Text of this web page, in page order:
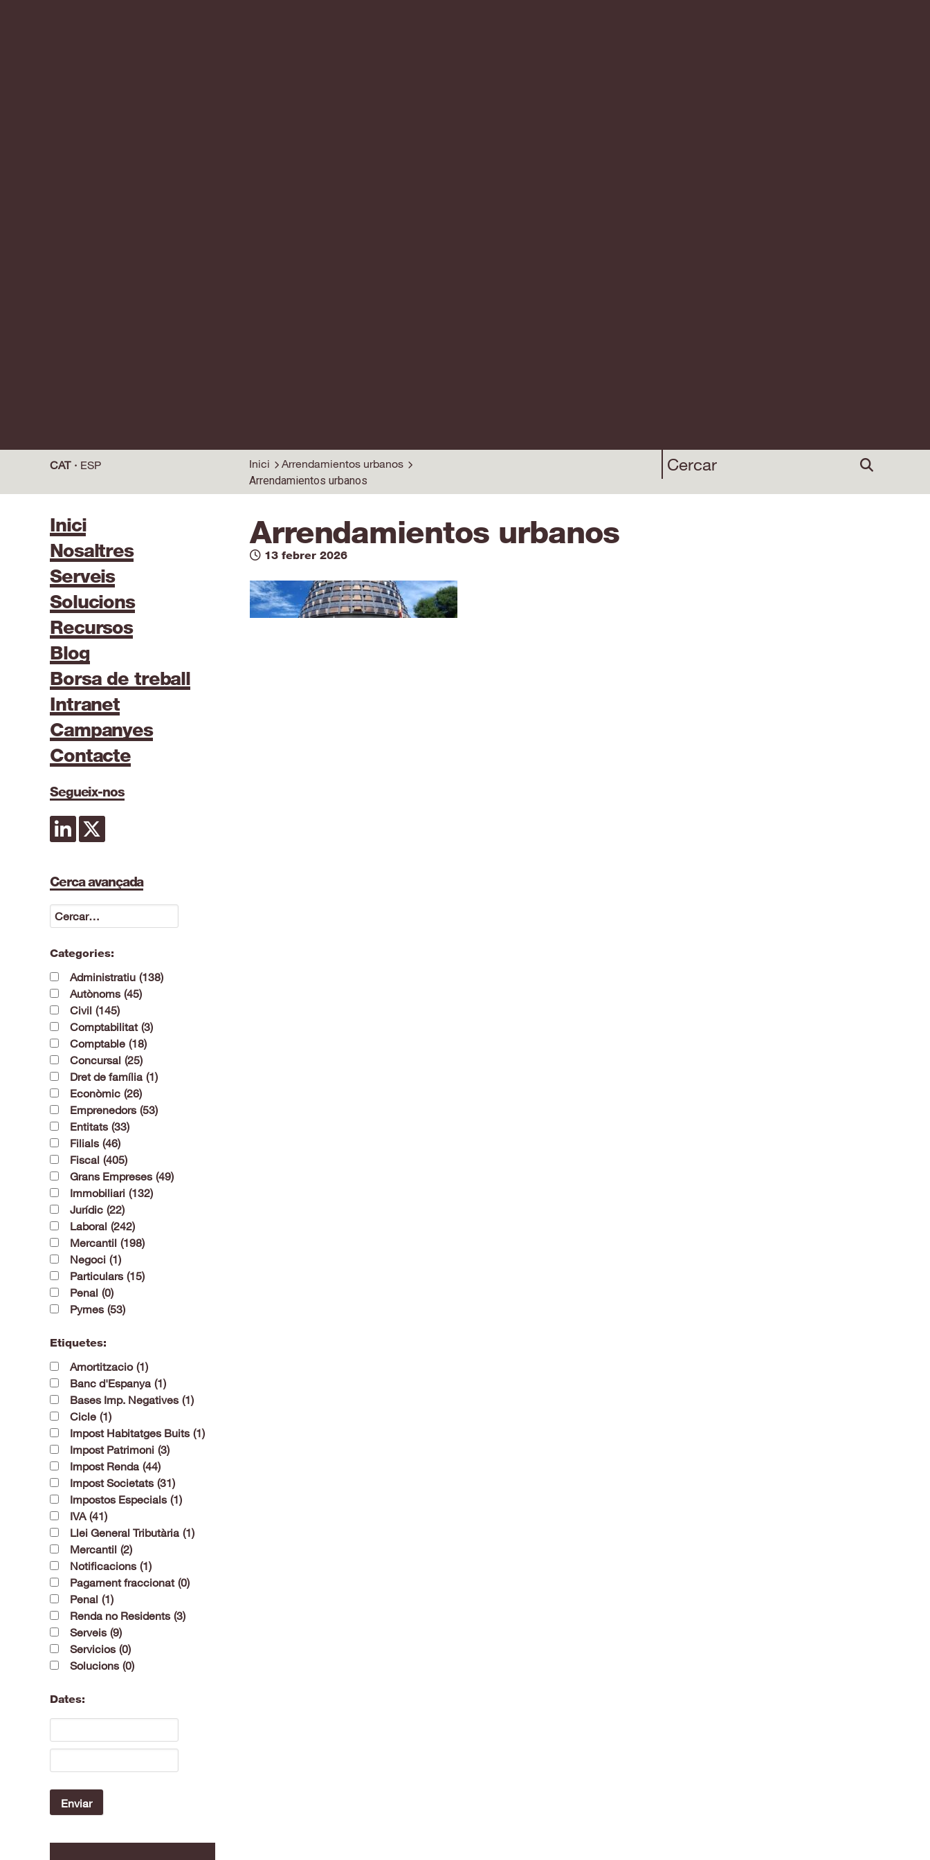
CAT ESP Inici Arrendamientos urbanos
Arrendamientos urbanos
Inici
Nosaltres
Serveis
Solucions
Recursos
Blog
Borsa de treball
Intranet
Campanyes
Contacte
Segueix-nos
Cerca avançada
Categories:
Administratiu (138)
Autònoms (45)
Civil (145)
Comptabilitat (3)
Comptable (18)
Concursal (25)
Dret de família (1)
Econòmic (26)
Emprenedors (53)
Entitats (33)
Filials (46)
Fiscal (405)
Grans Empreses (49)
Immobiliari (132)
Jurídic (22)
Laboral (242)
Mercantil (198)
Negoci (1)
Particulars (15)
Penal (0)
Pymes (53)
Etiquetes:
Amortitzacio (1)
Banc d'Espanya (1)
Bases Imp. Negatives (1)
Cicle (1)
Impost Habitatges Buits (1)
Impost Patrimoni (3)
Impost Renda (44)
Impost Societats (31)
Impostos Especials (1)
IVA (41)
Llei General Tributària (1)
Mercantil (2)
Notificacions (1)
Pagament fraccionat (0)
Penal (1)
Renda no Residents (3)
Serveis (9)
Servicios (0)
Solucions (0)
Dates:
Arrendamientos urbanos
13 febrer 2026